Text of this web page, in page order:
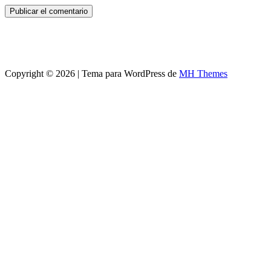
Copyright © 2026 | Tema para WordPress de MH Themes